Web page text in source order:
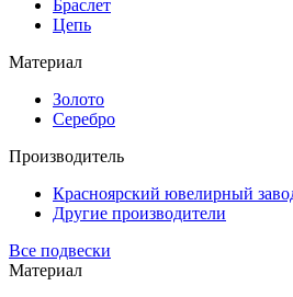
Браслет
Цепь
Материал
Золото
Серебро
Производитель
Красноярский ювелирный
Другие производители
Все подвески
Материал